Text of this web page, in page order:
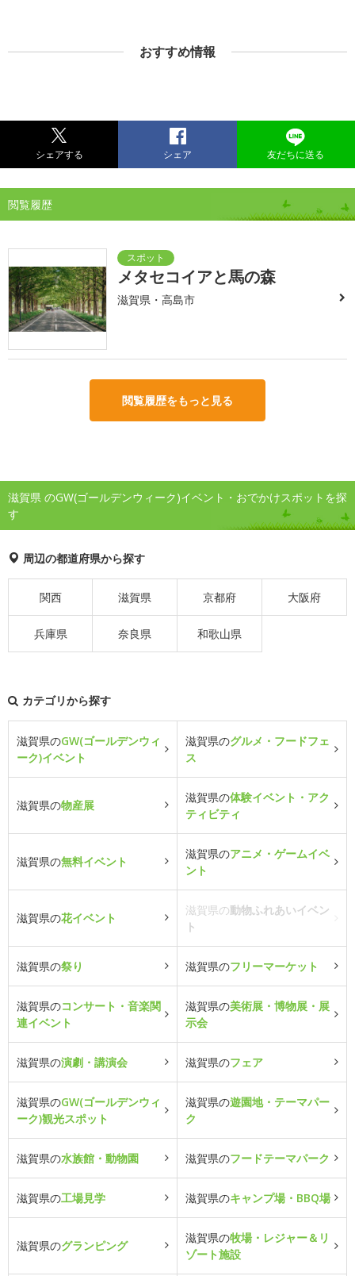
おすすめ情報
シェアする シェア 友だちに送る
閲覧履歴
メタセコイアと馬の森
滋賀県・高島市
閲覧履歴をもっと見る
滋賀県 のGW(ゴールデンウィーク)イベント・おでかけスポットを探
す
周辺の都道府県から探す
関西 滋賀県 京都府 大阪府
兵庫県 奈良県 和歌山県
カテゴリから探す
滋賀県のGW(ゴールデンウィ
ーク)イベント
滋賀県のグルメ・フードフェ
ス
滋賀県の物産展
滋賀県の体験イベント・アク
ティビティ
滋賀県の無料イベント
滋賀県のアニメ・ゲームイベ
ント
滋賀県の花イベント
滋賀県の動物ふれあいイベン
ト
滋賀県の祭り 滋賀県のフリーマーケット
滋賀県のコンサート・音楽関
連イベント
滋賀県の美術展・博物展・展
示会
滋賀県の演劇・講演会 滋賀県のフェア
滋賀県のGW(ゴールデンウィ
ーク)観光スポット
滋賀県の遊園地・テーマパー
ク
滋賀県の水族館・動物園 滋賀県のフードテーマパーク
滋賀県の工場見学 滋賀県のキャンプ場・BBQ場
滋賀県のグランピング
滋賀県の牧場・レジャー＆リ
ゾート施設